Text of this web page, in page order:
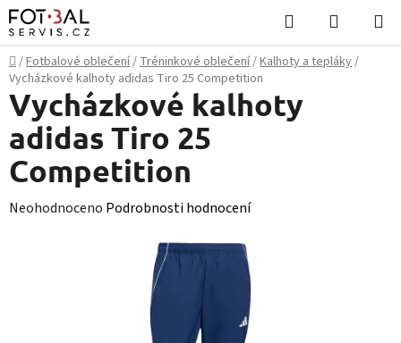
Přejít
na
obsah
Hledat
KOŠÍK
Domů
/Fotbalové oblečení/Tréninkové oblečení/Kalhoty a tepláky/
Vycházkové kalhoty adidas Tiro 25 Competition
Vycházkové kalhoty
adidas Tiro 25
Competition
Průměrné
Neohodnoceno Podrobnosti hodnocení